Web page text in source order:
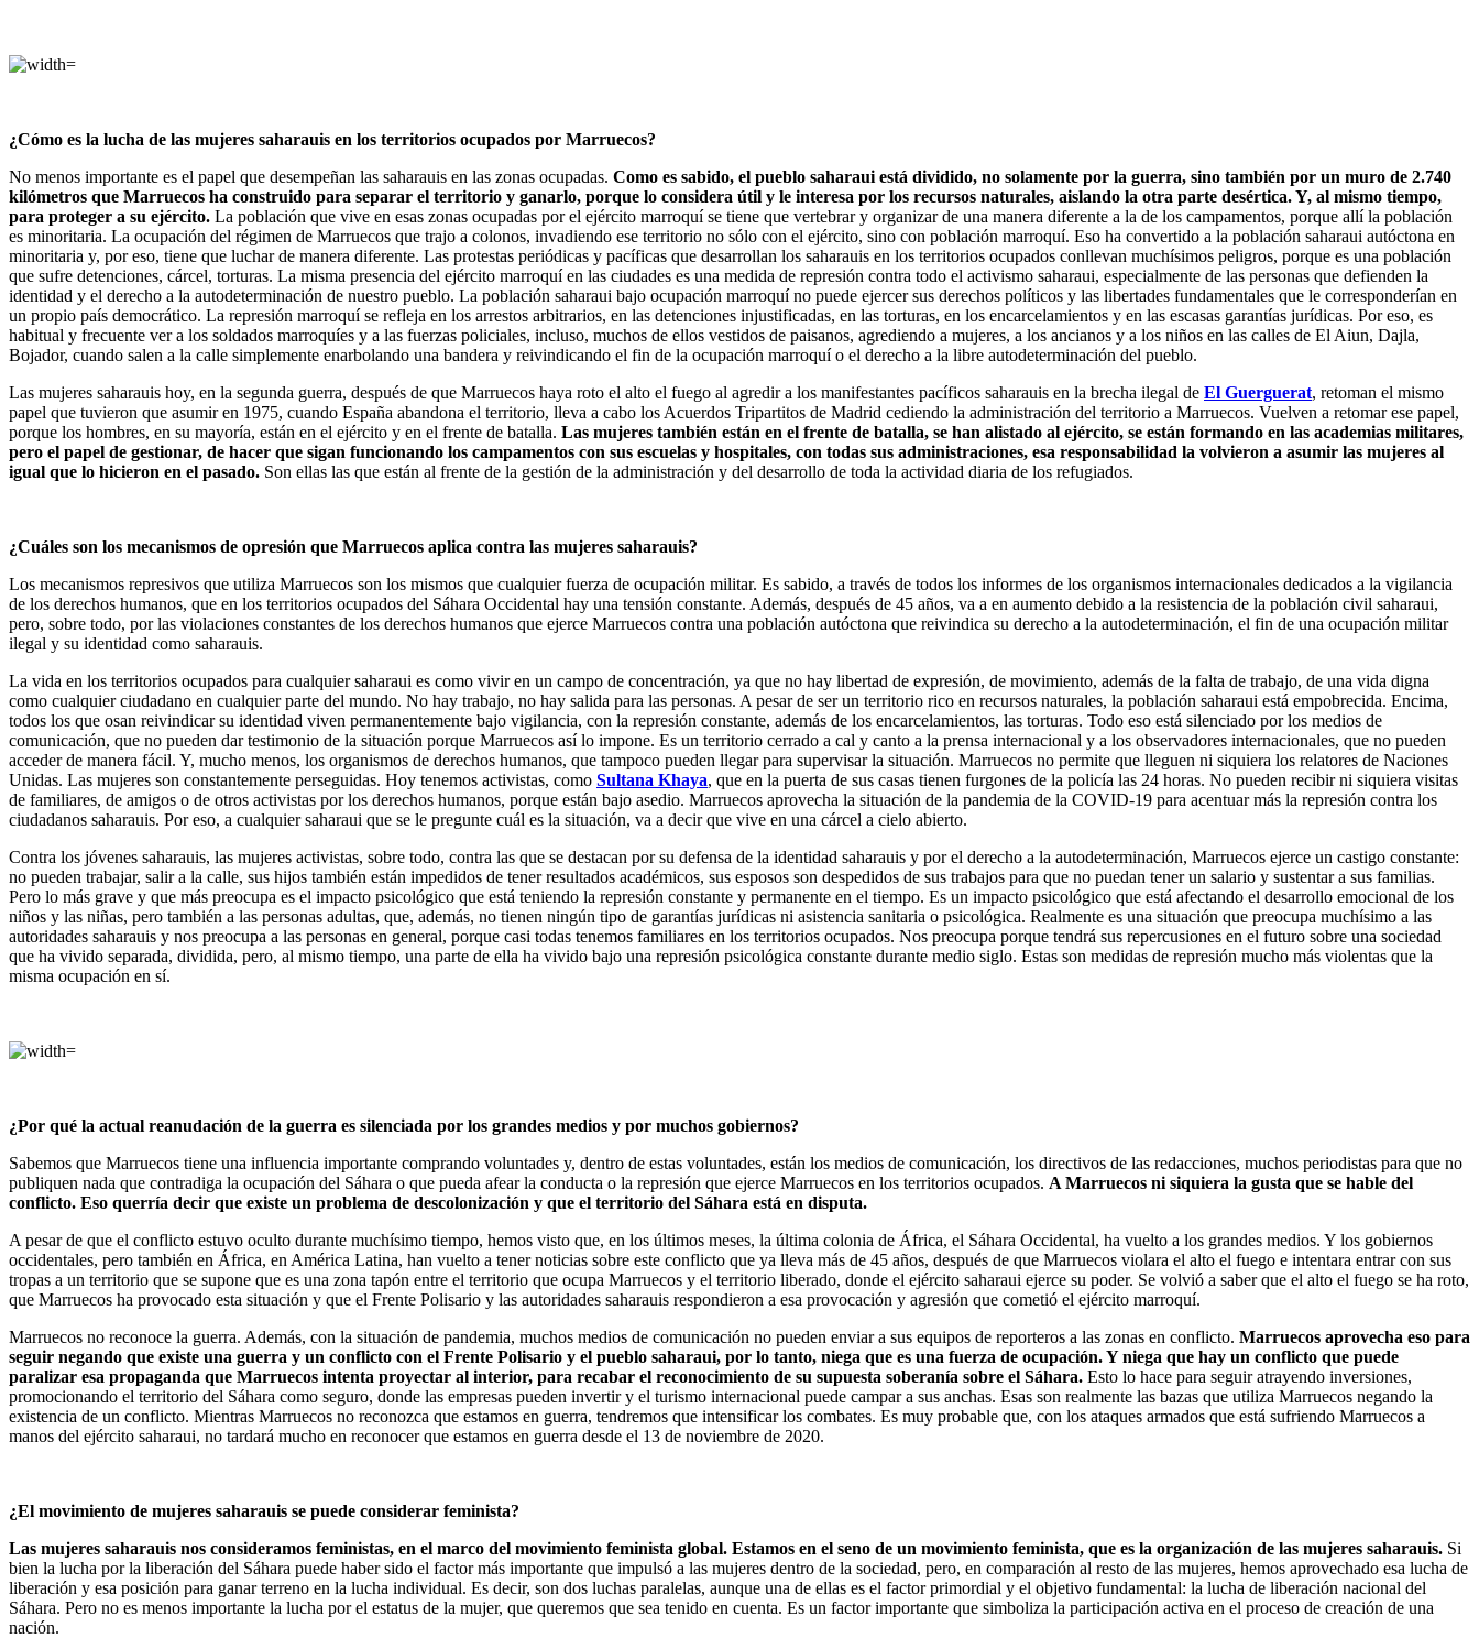
¿Cómo es la lucha de las mujeres saharauis en los territorios ocupados por Marruecos?
No menos importante es el papel que desempeñan las saharauis en las zonas ocupadas. Como es sabido, el pueblo saharaui está dividido, no solamente por la guerra, sino también por un muro de 2.740
kilómetros que Marruecos ha construido para separar el territorio y ganarlo, porque lo considera útil y le interesa por los recursos naturales, aislando la otra parte desértica. Y, al mismo tiempo,
para proteger a su ejército. La población que vive en esas zonas ocupadas por el ejército marroquí se tiene que vertebrar y organizar de una manera diferente a la de los campamentos, porque allí la población
es minoritaria. La ocupación del régimen de Marruecos que trajo a colonos, invadiendo ese territorio no sólo con el ejército, sino con población marroquí. Eso ha convertido a la población saharaui autóctona en
minoritaria y, por eso, tiene que luchar de manera diferente. Las protestas periódicas y pacíficas que desarrollan los saharauis en los territorios ocupados conllevan muchísimos peligros, porque es una población
que sufre detenciones, cárcel, torturas. La misma presencia del ejército marroquí en las ciudades es una medida de represión contra todo el activismo saharaui, especialmente de las personas que defienden la
identidad y el derecho a la autodeterminación de nuestro pueblo. La población saharaui bajo ocupación marroquí no puede ejercer sus derechos políticos y las libertades fundamentales que le corresponderían en
un propio país democrático. La represión marroquí se refleja en los arrestos arbitrarios, en las detenciones injustificadas, en las torturas, en los encarcelamientos y en las escasas garantías jurídicas. Por eso, es
habitual y frecuente ver a los soldados marroquíes y a las fuerzas policiales, incluso, muchos de ellos vestidos de paisanos, agrediendo a mujeres, a los ancianos y a los niños en las calles de El Aiun, Dajla,
Bojador, cuando salen a la calle simplemente enarbolando una bandera y reivindicando el fin de la ocupación marroquí o el derecho a la libre autodeterminación del pueblo.
Las mujeres saharauis hoy, en la segunda guerra, después de que Marruecos haya roto el alto el fuego al agredir a los manifestantes pacíficos saharauis en la brecha ilegal de El Guerguerat, retoman el mismo
papel que tuvieron que asumir en 1975, cuando España abandona el territorio, lleva a cabo los Acuerdos Tripartitos de Madrid cediendo la administración del territorio a Marruecos. Vuelven a retomar ese papel,
porque los hombres, en su mayoría, están en el ejército y en el frente de batalla. Las mujeres también están en el frente de batalla, se han alistado al ejército, se están formando en las academias militares,
pero el papel de gestionar, de hacer que sigan funcionando los campamentos con sus escuelas y hospitales, con todas sus administraciones, esa responsabilidad la volvieron a asumir las mujeres al
igual que lo hicieron en el pasado. Son ellas las que están al frente de la gestión de la administración y del desarrollo de toda la actividad diaria de los refugiados.
¿Cuáles son los mecanismos de opresión que Marruecos aplica contra las mujeres saharauis?
Los mecanismos represivos que utiliza Marruecos son los mismos que cualquier fuerza de ocupación militar. Es sabido, a través de todos los informes de los organismos internacionales dedicados a la vigilancia
de los derechos humanos, que en los territorios ocupados del Sáhara Occidental hay una tensión constante. Además, después de 45 años, va a en aumento debido a la resistencia de la población civil saharaui,
pero, sobre todo, por las violaciones constantes de los derechos humanos que ejerce Marruecos contra una población autóctona que reivindica su derecho a la autodeterminación, el fin de una ocupación militar
ilegal y su identidad como saharauis.
La vida en los territorios ocupados para cualquier saharaui es como vivir en un campo de concentración, ya que no hay libertad de expresión, de movimiento, además de la falta de trabajo, de una vida digna
como cualquier ciudadano en cualquier parte del mundo. No hay trabajo, no hay salida para las personas. A pesar de ser un territorio rico en recursos naturales, la población saharaui está empobrecida. Encima,
todos los que osan reivindicar su identidad viven permanentemente bajo vigilancia, con la represión constante, además de los encarcelamientos, las torturas. Todo eso está silenciado por los medios de
comunicación, que no pueden dar testimonio de la situación porque Marruecos así lo impone. Es un territorio cerrado a cal y canto a la prensa internacional y a los observadores internacionales, que no pueden
acceder de manera fácil. Y, mucho menos, los organismos de derechos humanos, que tampoco pueden llegar para supervisar la situación. Marruecos no permite que lleguen ni siquiera los relatores de Naciones
Unidas. Las mujeres son constantemente perseguidas. Hoy tenemos activistas, como Sultana Khaya, que en la puerta de sus casas tienen furgones de la policía las 24 horas. No pueden recibir ni siquiera visitas
de familiares, de amigos o de otros activistas por los derechos humanos, porque están bajo asedio. Marruecos aprovecha la situación de la pandemia de la COVID-19 para acentuar más la represión contra los
ciudadanos saharauis. Por eso, a cualquier saharaui que se le pregunte cuál es la situación, va a decir que vive en una cárcel a cielo abierto.
Contra los jóvenes saharauis, las mujeres activistas, sobre todo, contra las que se destacan por su defensa de la identidad saharauis y por el derecho a la autodeterminación, Marruecos ejerce un castigo constante:
no pueden trabajar, salir a la calle, sus hijos también están impedidos de tener resultados académicos, sus esposos son despedidos de sus trabajos para que no puedan tener un salario y sustentar a sus familias.
Pero lo más grave y que más preocupa es el impacto psicológico que está teniendo la represión constante y permanente en el tiempo. Es un impacto psicológico que está afectando el desarrollo emocional de los
niños y las niñas, pero también a las personas adultas, que, además, no tienen ningún tipo de garantías jurídicas ni asistencia sanitaria o psicológica. Realmente es una situación que preocupa muchísimo a las
autoridades saharauis y nos preocupa a las personas en general, porque casi todas tenemos familiares en los territorios ocupados. Nos preocupa porque tendrá sus repercusiones en el futuro sobre una sociedad
que ha vivido separada, dividida, pero, al mismo tiempo, una parte de ella ha vivido bajo una represión psicológica constante durante medio siglo. Estas son medidas de represión mucho más violentas que la
misma ocupación en sí.
¿Por qué la actual reanudación de la guerra es silenciada por los grandes medios y por muchos gobiernos?
Sabemos que Marruecos tiene una influencia importante comprando voluntades y, dentro de estas voluntades, están los medios de comunicación, los directivos de las redacciones, muchos periodistas para que no
publiquen nada que contradiga la ocupación del Sáhara o que pueda afear la conducta o la represión que ejerce Marruecos en los territorios ocupados. A Marruecos ni siquiera la gusta que se hable del
conflicto. Eso querría decir que existe un problema de descolonización y que el territorio del Sáhara está en disputa.
A pesar de que el conflicto estuvo oculto durante muchísimo tiempo, hemos visto que, en los últimos meses, la última colonia de África, el Sáhara Occidental, ha vuelto a los grandes medios. Y los gobiernos
occidentales, pero también en África, en América Latina, han vuelto a tener noticias sobre este conflicto que ya lleva más de 45 años, después de que Marruecos violara el alto el fuego e intentara entrar con sus
tropas a un territorio que se supone que es una zona tapón entre el territorio que ocupa Marruecos y el territorio liberado, donde el ejército saharaui ejerce su poder. Se volvió a saber que el alto el fuego se ha roto,
que Marruecos ha provocado esta situación y que el Frente Polisario y las autoridades saharauis respondieron a esa provocación y agresión que cometió el ejército marroquí.
Marruecos no reconoce la guerra. Además, con la situación de pandemia, muchos medios de comunicación no pueden enviar a sus equipos de reporteros a las zonas en conflicto. Marruecos aprovecha eso para
seguir negando que existe una guerra y un conflicto con el Frente Polisario y el pueblo saharaui, por lo tanto, niega que es una fuerza de ocupación. Y niega que hay un conflicto que puede
paralizar esa propaganda que Marruecos intenta proyectar al interior, para recabar el reconocimiento de su supuesta soberanía sobre el Sáhara. Esto lo hace para seguir atrayendo inversiones,
promocionando el territorio del Sáhara como seguro, donde las empresas pueden invertir y el turismo internacional puede campar a sus anchas. Esas son realmente las bazas que utiliza Marruecos negando la
existencia de un conflicto. Mientras Marruecos no reconozca que estamos en guerra, tendremos que intensificar los combates. Es muy probable que, con los ataques armados que está sufriendo Marruecos a
manos del ejército saharaui, no tardará mucho en reconocer que estamos en guerra desde el 13 de noviembre de 2020.
¿El movimiento de mujeres saharauis se puede considerar feminista?
Las mujeres saharauis nos consideramos feministas, en el marco del movimiento feminista global. Estamos en el seno de un movimiento feminista, que es la organización de las mujeres saharauis. Si
bien la lucha por la liberación del Sáhara puede haber sido el factor más importante que impulsó a las mujeres dentro de la sociedad, pero, en comparación al resto de las mujeres, hemos aprovechado esa lucha de
liberación y esa posición para ganar terreno en la lucha individual. Es decir, son dos luchas paralelas, aunque una de ellas es el factor primordial y el objetivo fundamental: la lucha de liberación nacional del
Sáhara. Pero no es menos importante la lucha por el estatus de la mujer, que queremos que sea tenido en cuenta. Es un factor importante que simboliza la participación activa en el proceso de creación de una
nación.